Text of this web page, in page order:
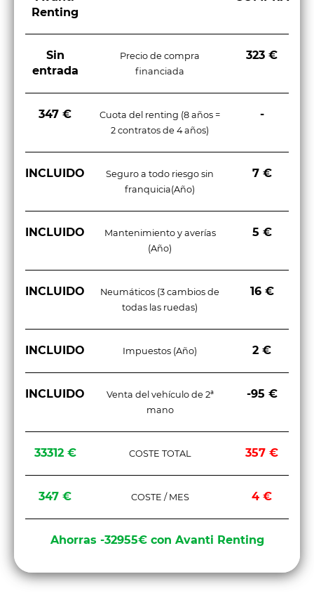
Renting
Sin
entrada
Precio de compra
financiada
323 €
347 €
Cuota del renting (8 años =
2 contratos de 4 años)
-
INCLUIDO
Seguro a todo riesgo sin
franquicia(Año)
7 €
INCLUIDO
Mantenimiento y averías
(Año)
5 €
INCLUIDO
Neumáticos (3 cambios de
todas las ruedas)
16 €
INCLUIDO Impuestos (Año) 2 €
INCLUIDO
Venta del vehículo de 2ª
mano
-95 €
33312 € COSTE TOTAL 357 €
347 € COSTE / MES 4 €
Ahorras -32955€ con Avanti Renting